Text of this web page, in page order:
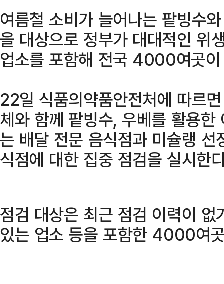
여름철 소비가 늘어나는 팥빙수
을 대상으로 정부가 대대적인 위
업소를 포함해 전국 4000여곳
22일 식품의약품안전처에 따르
체와 함께 팥빙수, 우베를 활용한
는 배달 전문 음식점과 미슐랭
식점에 대한 집중 점검을 실시한
점검 대상은 최근 점검 이력이
있는 업소 등을 포함한 4000여